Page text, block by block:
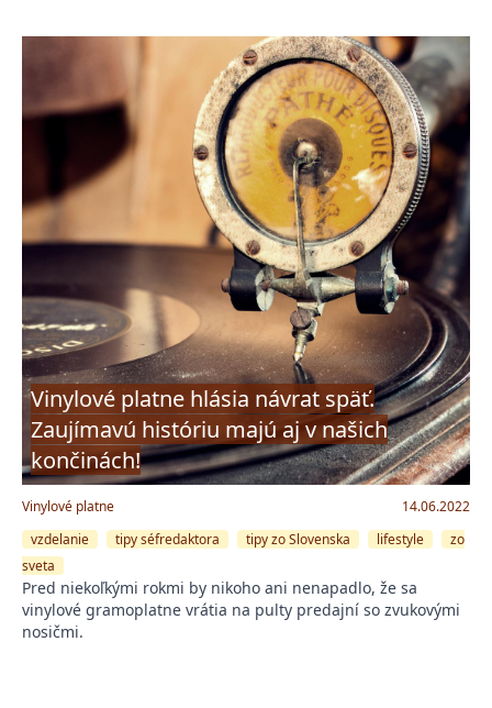
Vinylové platne hlásia návrat späť.
Zaujímavú históriu majú aj v našich
končinách!
Vinylové platne
14.06.2022
vzdelanie
tipy séfredaktora tipy zo Slovenska lifestyle
zo
sveta
Pred niekoľkými rokmi by nikoho ani nenapadlo, že sa
vinylové gramoplatne vrátia na pulty predajní so zvukovými
nosičmi.